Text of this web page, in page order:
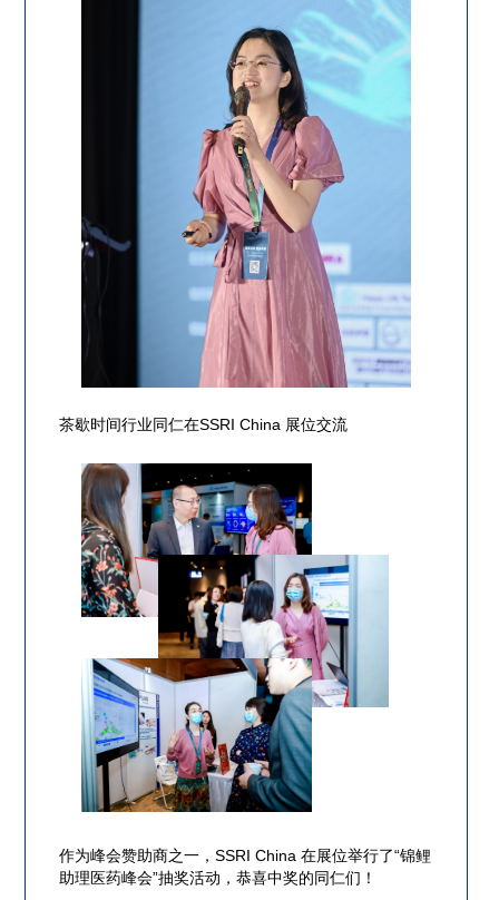
茶歇时间行业同仁在SSRI China 展位交流
作为峰会赞助商之一，SSRI China 在展位举行了“锦鲤
助理医药峰会”抽奖活动，恭喜中奖的同仁们！